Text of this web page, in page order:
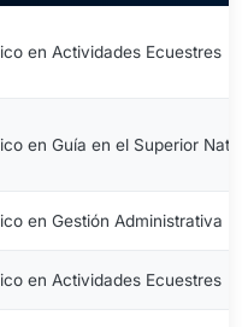
en Actividades Ecuestres
en Guía en el Superior
en Gestión Administrativa
en Actividades Ecuestres